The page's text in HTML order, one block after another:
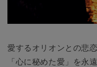
愛するオリオンとの悲
「心に秘めた愛」を永